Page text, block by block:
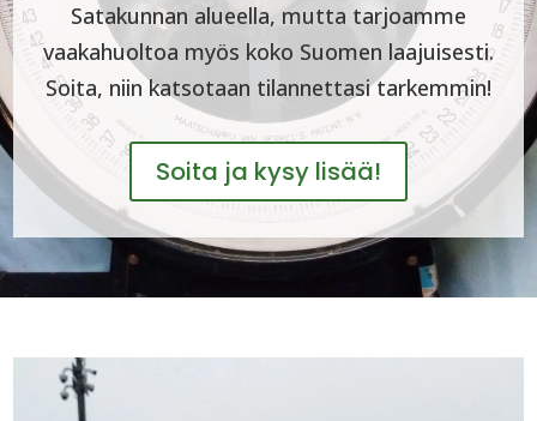
Satakunnan alueella, mutta tarjoamme
vaakahuoltoa myös koko Suomen laajuisesti.
Soita, niin katsotaan tilannettasi tarkemmin!
Soita ja kysy lisää!